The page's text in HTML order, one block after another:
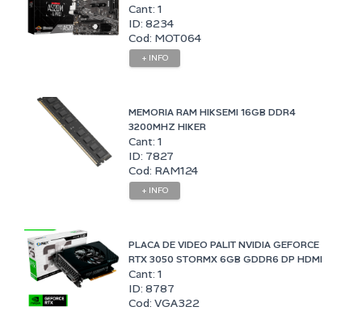
Cant: 1
ID: 8234
Cod: MOT064
+ INFO
MEMORIA RAM HIKSEMI 16GB DDR4
3200MHZ HIKER
Cant: 1
ID: 7827
Cod: RAM124
+ INFO
PLACA DE VIDEO PALIT NVIDIA GEFORCE
RTX 3050 STORMX 6GB GDDR6 DP HDMI
Cant: 1
ID: 8787
Cod: VGA322